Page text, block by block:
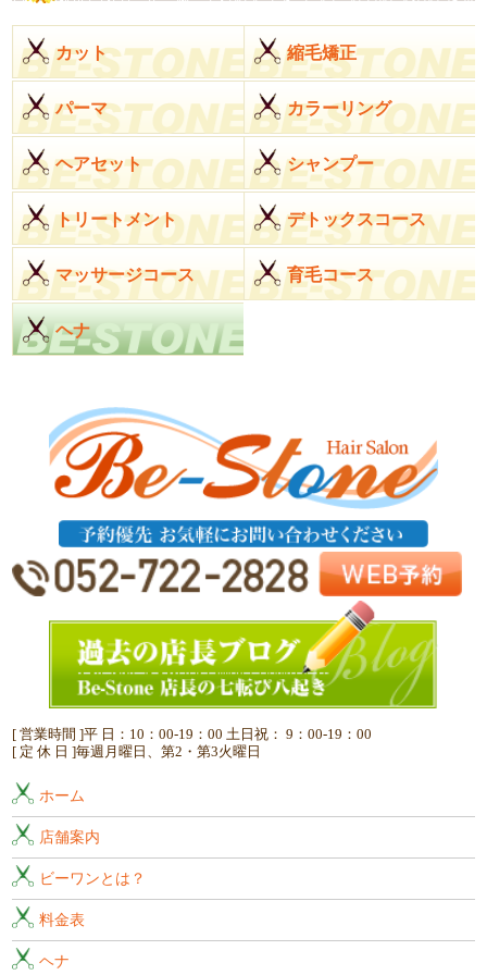
カット 縮毛矯正
パーマ カラーリング
ヘアセット シャンプー
トリートメント デトックスコース
マッサージコース 育毛コース
ヘナ
[ 営業時間 ]平 日：10：00-19：00 土日祝： 9：00-19：00
[ 定 休 日 ]毎週月曜日、第2・第3火曜日
ホーム
店舗案内
ビーワンとは？
料金表
ヘナ